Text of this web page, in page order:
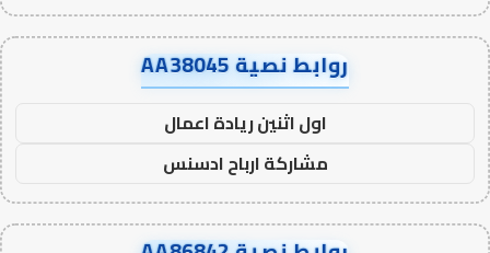
روابط نصية AA38045
اول اثنين ريادة اعمال
مشاركة ارباح ادسنس